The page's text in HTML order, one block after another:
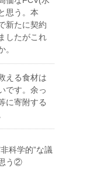
思う。本
新たに契約
したがこれ
。
える食材は
です。余っ
に寄附する
科学的”な議
う②